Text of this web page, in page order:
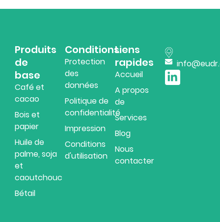
Produits
de
base
Café et
cacao
Bois et
papier
Huile de
palme, soja
et
caoutchouc
Bétail
Conditions
Protection
des
données
Politique de
confidentialité
Impression
Conditions
d'utilisation
Liens
rapides
Accueil
A propos
de
Services
Blog
Nous
contacter